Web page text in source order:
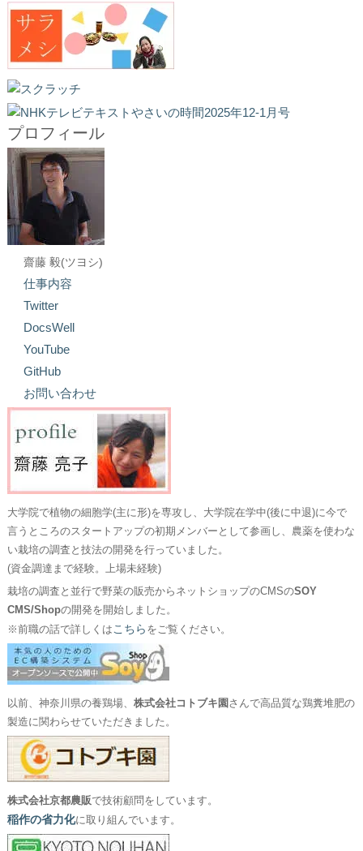
プロフィール
齋藤 毅(ツヨシ)
仕事内容
Twitter
DocsWell
YouTube
GitHub
お問い合わせ
大学院で植物の細胞学(主に形)を専攻し、大学院在学中(後に中退)に今で
言うところのスタートアップの初期メンバーとして参画し、農薬を使わな
い栽培の調査と技法の開発を行っていました。
(資金調達まで経験。上場未経験)
栽培の調査と並行で野菜の販売からネットショップのCMSのSOY
CMS/Shopの開発を開始しました。
※前職の話で詳しくは こちら をご覧ください。
以前、神奈川県の養鶏場、 株式会社コトブキ園 さんで高品質な鶏糞堆肥の
製造に関わらせていただきました。
株式会社京都農販で技術顧問をしています。
稲作の省力化に取り組んでいます。